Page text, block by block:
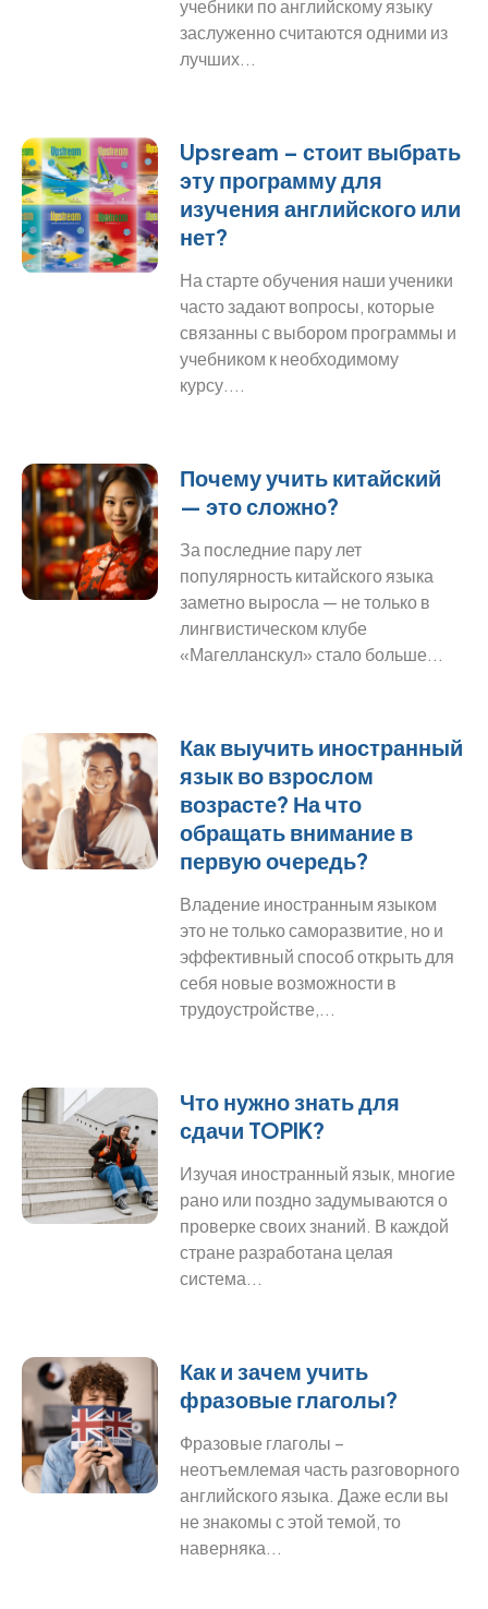
учебники по английскому языку
заслуженно считаются одними из
лучших...
Upsream – стоит выбрать
эту программу для
изучения английского или
нет?
На старте обучения наши ученики
часто задают вопросы, которые
связанны с выбором программы и
учебником к необходимому
курсу....
Почему учить китайский
— это сложно?
За последние пару лет
популярность китайского языка
заметно выросла — не только в
лингвистическом клубе
«Магелланскул» стало больше...
Как выучить иностранный
язык во взрослом
возрасте? На что
обращать внимание в
первую очередь?
Владение иностранным языком
это не только саморазвитие, но и
эффективный способ открыть для
себя новые возможности в
трудоустройстве,...
Что нужно знать для
сдачи TOPIK?
Изучая иностранный язык, многие
рано или поздно задумываются о
проверке своих знаний. В каждой
стране разработана целая
система...
Как и зачем учить
фразовые глаголы?
Фразовые глаголы –
неотъемлемая часть разговорного
английского языка. Даже если вы
не знакомы с этой темой, то
наверняка...